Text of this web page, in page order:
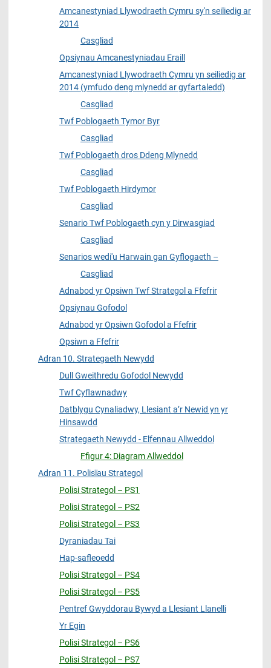
Amcanestyniad Llywodraeth Cymru sy'n seiliedig ar
2014
Casgliad
Opsiynau Amcanestyniadau Eraill
Amcanestyniad Llywodraeth Cymru yn seiliedig ar
2014 (ymfudo deng mlynedd ar gyfartaledd)
Casgliad
Twf Poblogaeth Tymor Byr
Casgliad
Twf Poblogaeth dros Ddeng Mlynedd
Casgliad
Twf Poblogaeth Hirdymor
Casgliad
Senario Twf Poblogaeth cyn y Dirwasgiad
Casgliad
Senarios wedi'u Harwain gan Gyflogaeth –
Casgliad
Adnabod yr Opsiwn Twf Strategol a Ffefrir
Opsiynau Gofodol
Adnabod yr Opsiwn Gofodol a Ffefrir
Opsiwn a Ffefrir
Adran 10. Strategaeth Newydd
Dull Gweithredu Gofodol Newydd
Twf Cyflawnadwy
Datblygu Cynaliadwy, Llesiant a’r Newid yn yr
Hinsawdd
Strategaeth Newydd - Elfennau Allweddol
Ffigur 4: Diagram Allweddol
Adran 11. Polisïau Strategol
Polisi Strategol – PS1
Polisi Strategol – PS2
Polisi Strategol – PS3
Dyraniadau Tai
Hap-safleoedd
Polisi Strategol – PS4
Polisi Strategol – PS5
Pentref Gwyddorau Bywyd a Llesiant Llanelli
Yr Egin
Polisi Strategol – PS6
Polisi Strategol – PS7